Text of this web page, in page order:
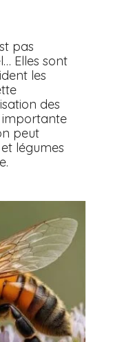
pas
Elles sont
les
des
importante
peut
légumes